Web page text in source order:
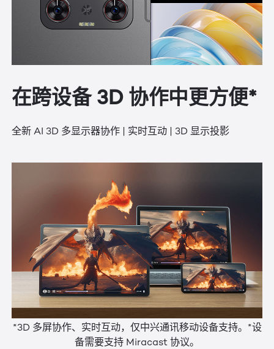
在跨设备 3D 协作中更方便*
全新 AI 3D 多显示器协作 | 实时互动 | 3D 显示投影
*3D 多屏协作、实时互动，仅中兴通讯移动设备支持。*设
备需要支持 Miracast 协议。